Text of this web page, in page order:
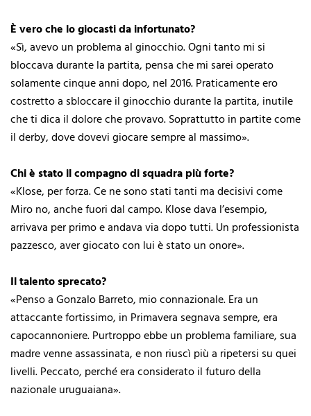
È vero che lo giocasti da infortunato?
«Sì, avevo un problema al ginocchio. Ogni tanto mi si
bloccava durante la partita, pensa che mi sarei operato
solamente cinque anni dopo, nel 2016. Praticamente ero
costretto a sbloccare il ginocchio durante la partita, inutile
che ti dica il dolore che provavo. Soprattutto in partite come
il derby, dove dovevi giocare sempre al massimo».
Chi è stato il compagno di squadra più forte?
«Klose, per forza. Ce ne sono stati tanti ma decisivi come
Miro no, anche fuori dal campo. Klose dava l’esempio,
arrivava per primo e andava via dopo tutti. Un professionista
pazzesco, aver giocato con lui è stato un onore».
Il talento sprecato?
«Penso a Gonzalo Barreto, mio connazionale. Era un
attaccante fortissimo, in Primavera segnava sempre, era
capocannoniere. Purtroppo ebbe un problema familiare, sua
madre venne assassinata, e non riuscì più a ripetersi su quei
livelli. Peccato, perché era considerato il futuro della
nazionale uruguaiana».